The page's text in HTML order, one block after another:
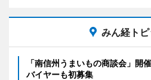
みん経ト
「南信州うまいもの商談会」
バイヤーも初募集